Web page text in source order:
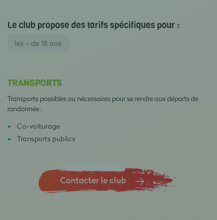
Le club propose des tarifs spécifiques pour :
les - de 18 ans
TRANSPORTS
Transports possibles ou nécessaires pour se rendre aux départs de
randonnée :
Co-voiturage
Transports publics
Contacter le club